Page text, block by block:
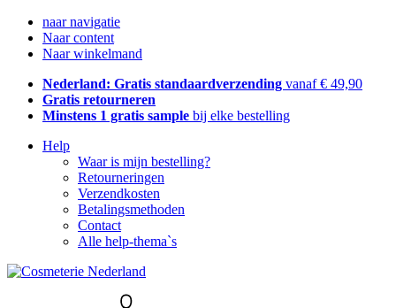
naar navigatie
Naar content
Naar winkelmand
Nederland: Gratis standaardverzending vanaf € 49,90
Gratis retourneren
Minstens 1 gratis sample bij elke bestelling
Help
Waar is mijn bestelling?
Retourneringen
Verzendkosten
Betalingsmethoden
Contact
Alle help-thema`s